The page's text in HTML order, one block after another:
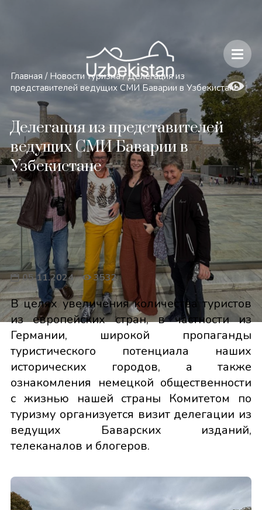
Главная / Новости туризма / Делегация из
представителей ведущих СМИ Баварии в Узбекистане
Делегация из представителей
ведущих СМИ Баварии в
Узбекистане
05.11.2024 3532
В целях увеличения количества туристов
из европейских стран, в частности из
Германии, широкой пропаганды
туристического потенциала наших
исторических городов, а также
ознакомления немецкой общественности
с жизнью нашей страны Комитетом по
туризму организуется визит делегации из
ведущих Баварских изданий,
телеканалов и блогеров.